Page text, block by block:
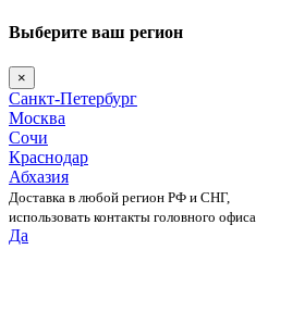
Выберите ваш регион
×
Санкт-Петербург
Москва
Сочи
Краснодар
Абхазия
Доставка в любой регион РФ и СНГ,
использовать контакты головного офиса
Да